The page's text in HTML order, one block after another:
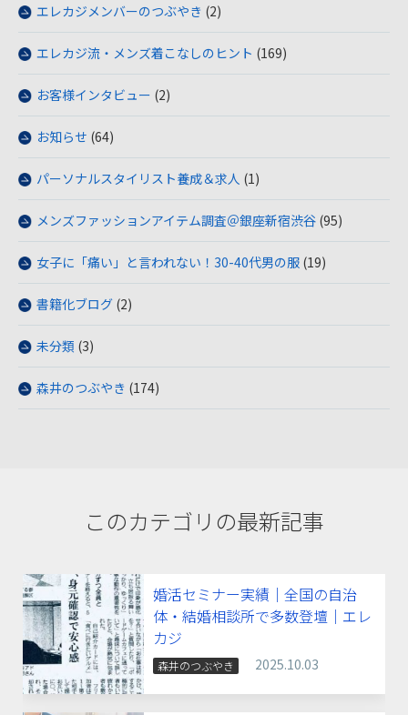
エレカジメンバーのつぶやき (2)
エレカジ流・メンズ着こなしのヒント (169)
お客様インタビュー (2)
お知らせ (64)
パーソナルスタイリスト養成＆求人 (1)
メンズファッションアイテム調査＠銀座新宿渋谷 (95)
女子に「痛い」と言われない！30-40代男の服 (19)
書籍化ブログ (2)
未分類 (3)
森井のつぶやき (174)
このカテゴリの最新記事
婚活セミナー実績｜全国の自治
体・結婚相談所で多数登壇｜エレ
カジ
森井のつぶやき 2025.10.03